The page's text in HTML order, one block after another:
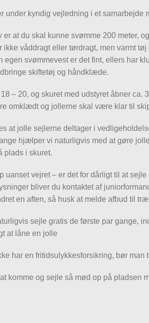
under kyndig vejledning i et
er at du skal kunne svømme 200 meter,
ikke våddragt eller tørdragt, men varmt
egen svømmevest er det fint, ellers har
skiftetøj og håndklæde.
– 20, og skuret med udstyret åbner ca.
omklædt og jollerne skal være klar til
at jolle sejlerne deltager i
hjælper vi naturligvis med at gøre
plads i skuret.
uanset vejret – er det for dårligt til at
bliver du kontaktet af
en aften, så husk at melde afbud til
sejle gratis de første par gange,
at låne en jolle
har en fritidsulykkesforsikring, bør man
komme og sejle så mød op på pladsen